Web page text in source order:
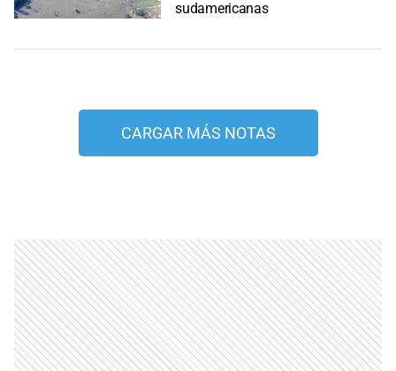
sudamericanas
CARGAR MÁS NOTAS